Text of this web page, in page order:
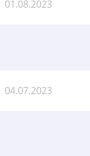
01.08.2023
04.07.2023